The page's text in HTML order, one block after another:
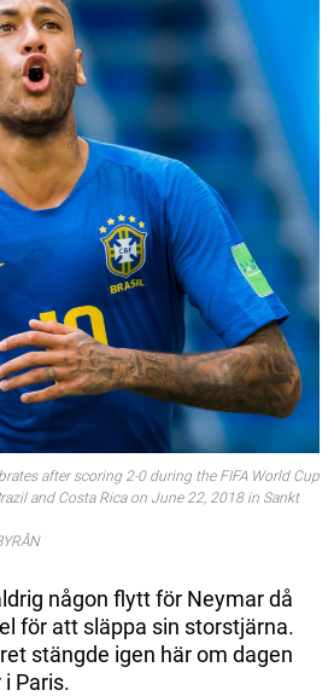
after scoring 2-0 during the FIFA World Cup
and Costa Rica on June 22, 2018 in Sankt
någon flytt för Neymar då
för att släppa sin storstjärna.
stängde igen här om dagen
Paris.